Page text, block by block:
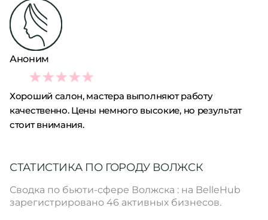
Аноним
4
Хороший салон, мастера выполняют работу
качественно. Цены немного высокие, но результат
стоит внимания.
СТАТИСТИКА ПО ГОРОДУ ВОЛЖСК
Сводка по бьюти-сфере Волжска : на BelleHub
зарегистрировано 46 активных бизнесов.